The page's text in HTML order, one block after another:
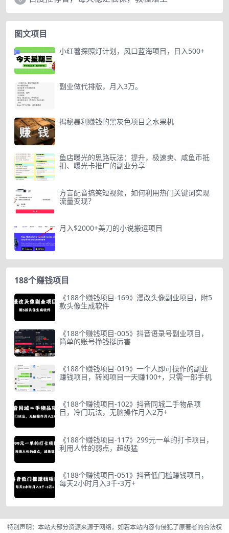
图文项目
小红薯探照灯计划，风口蓝海项目，日入500+
副业做代排版，月入3万。
揭秘暴利赚钱的黑灰色项目之水果机
鱼店曝光的思路玩法：提升，极速卖、咸鱼币抵
扣、曝光卡推广的副业分享
方言配音搞笑短视频，如何利用热门关键词实现
流量变现？
月入$2000+美刀的小说搬运项目
188个赚钱项目
《188个赚钱项目-169》漫改头像副业项目，附5
款头像生成软件
《188个赚钱项目-005》抖音语录号副业项目，
简单的账号挣钱挺厉害
《188个赚钱项目-019》一个人即可操作的副业
赚钱项目，转阅项目一天赚100+，只需一部手机
《188个赚钱项目-102》抖音同城二手物品项
目，冷门玩法，无脑操作月入2万+
《188个赚钱项目-117》299元一单的打卡项目，
利用人性的弱点，超级猛
《188个赚钱项目-051》抖音低门槛赚钱项目，
每天2小时月入3千-3万+
特别声明：本站大部分资源来源于网络，如若本站内容有侵犯了原著者的合法权